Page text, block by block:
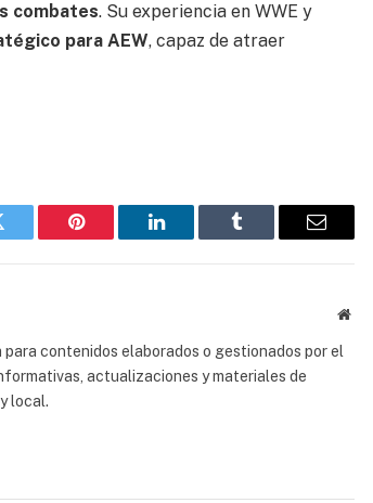
combates. Su experiencia en WWE y
para AEW, capaz de atraer
Pinterest LinkedIn Tumblr
Correo
Sitio
contenidos elaborados o gestionados por el
actualizaciones y materiales de
local.